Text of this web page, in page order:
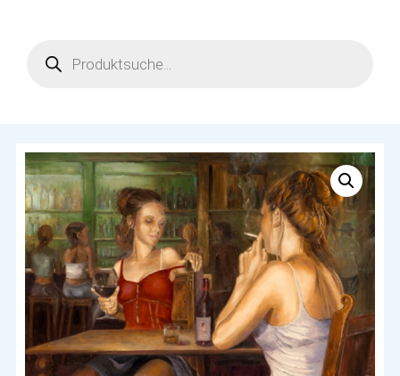
search